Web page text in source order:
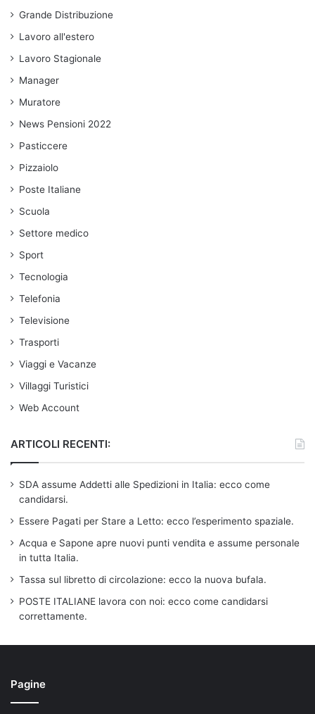
Grande Distribuzione
Lavoro all'estero
Lavoro Stagionale
Manager
Muratore
News Pensioni 2022
Pasticcere
Pizzaiolo
Poste Italiane
Scuola
Settore medico
Sport
Tecnologia
Telefonia
Televisione
Trasporti
Viaggi e Vacanze
Villaggi Turistici
Web Account
ARTICOLI RECENTI:
SDA assume Addetti alle Spedizioni in Italia: ecco come
candidarsi.
Essere Pagati per Stare a Letto: ecco l’esperimento spaziale.
Acqua e Sapone apre nuovi punti vendita e assume personale
in tutta Italia.
Tassa sul libretto di circolazione: ecco la nuova bufala.
POSTE ITALIANE lavora con noi: ecco come candidarsi
correttamente.
Pagine